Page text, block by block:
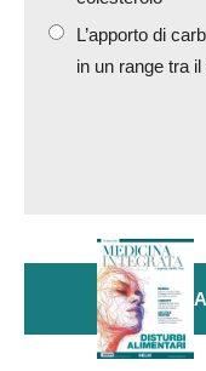
L’apporto di
in un range tra